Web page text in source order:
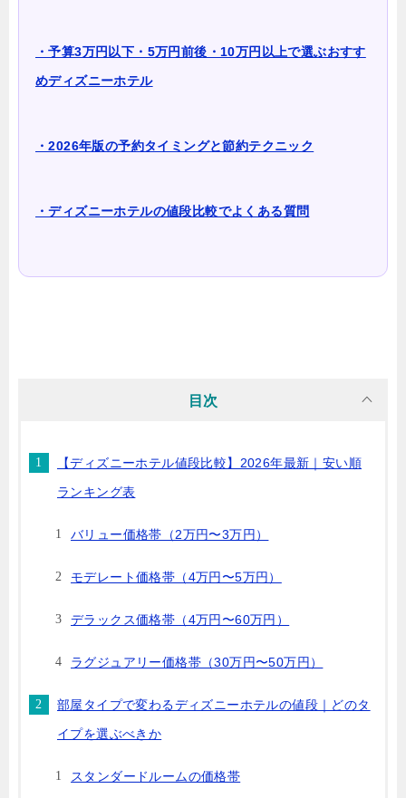
・予算3万円以下・5万円前後・10万円以上で選ぶおすす
めディズニーホテル
・2026年版の予約タイミングと節約テクニック
・ディズニーホテルの値段比較でよくある質問
目次
【ディズニーホテル値段比較】2026年最新｜安い順
ランキング表
バリュー価格帯（2万円〜3万円）
モデレート価格帯（4万円〜5万円）
デラックス価格帯（4万円〜60万円）
ラグジュアリー価格帯（30万円〜50万円）
部屋タイプで変わるディズニーホテルの値段｜どのタ
イプを選ぶべきか
スタンダードルームの価格帯